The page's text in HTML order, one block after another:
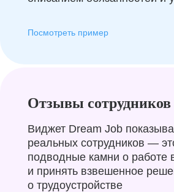
Посмотреть пример
Отзывы сотрудников
Виджет Dream Job
реальных сотрудников —
подводные камни о работе
и принять взвешенное
о трудоустройстве